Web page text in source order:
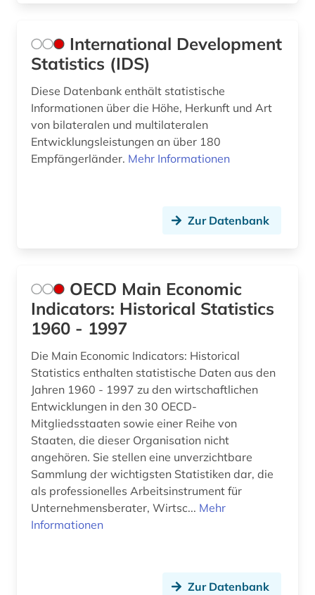
International Development
Statistics (IDS)
Diese Datenbank enthält statistische
Informationen über die Höhe, Herkunft und Art
von bilateralen und multilateralen
Entwicklungsleistungen an über 180
Empfängerländer. Mehr Informationen
Zur Datenbank
OECD Main Economic
Indicators: Historical Statistics
1960 - 1997
Die Main Economic Indicators: Historical
Statistics enthalten statistische Daten aus den
Jahren 1960 - 1997 zu den wirtschaftlichen
Entwicklungen in den 30 OECD-
Mitgliedsstaaten sowie einer Reihe von
Staaten, die dieser Organisation nicht
angehören. Sie stellen eine unverzichtbare
Sammlung der wichtigsten Statistiken dar, die
als professionelles Arbeitsinstrument für
Unternehmensberater, Wirtsc... Mehr
Informationen
Zur Datenbank